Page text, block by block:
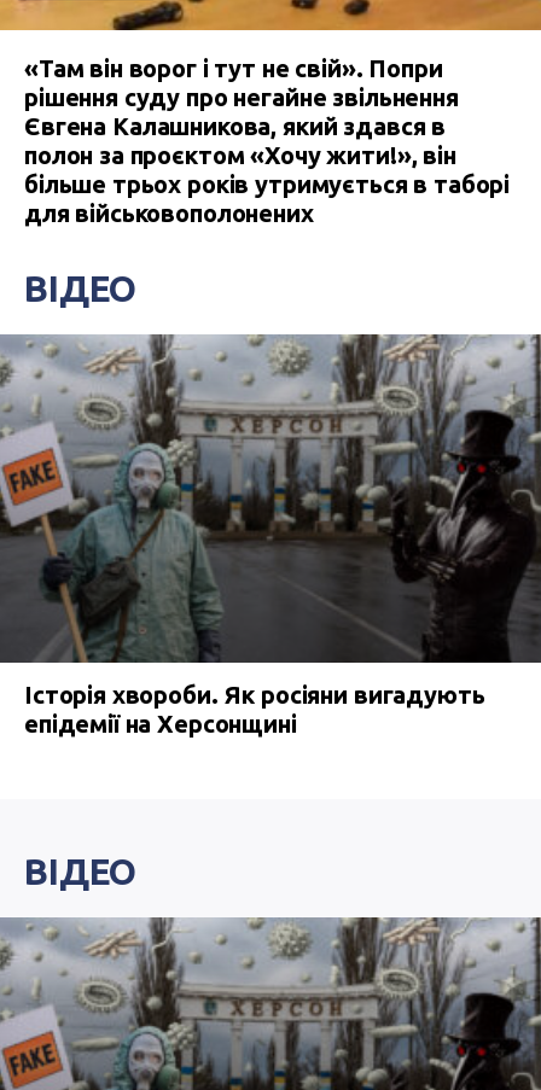
«Там він ворог і тут не свій». Попри
рішення суду про негайне звільнення
Євгена Калашникова, який здався в
полон за проєктом «Хочу жити!», він
більше трьох років утримується в таборі
для військовополонених
ВІДЕО
Історія хвороби. Як росіяни вигадують
епідемії на Херсонщині
ВІДЕО